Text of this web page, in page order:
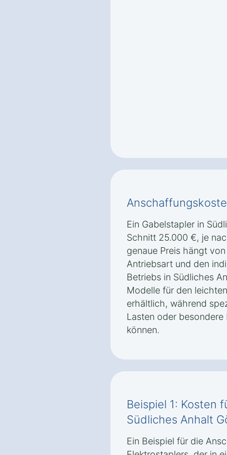
Ein Gabelstapler in
Schnitt 25.000 €, je
genaue Preis hängt
Antriebsart und den
Betriebs in Südliches
Modelle für den
erhältlich, während
Lasten oder
können.
Beispiel 1: Kosten
Südliches Anhalt
Ein Beispiel für die